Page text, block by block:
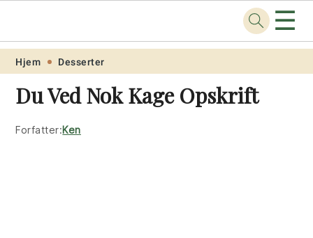
Skip
primary
navigation
Skip
main
content
Skip
primary
sidebar
Skip
footer
Opskrift.net ☰
Hjem Desserter
Du Ved Nok Kage Opskrift
Forfatter:Ken